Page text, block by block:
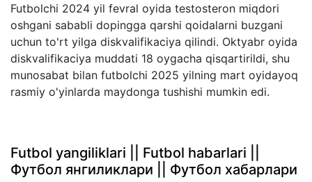
Futbolchi 2024 yil fevral oyida testosteron miqdori
oshgani sababli dopingga qarshi qoidalarni buzgani
uchun to'rt yilga diskvalifikaciya qilindi. Oktyabr oyida
diskvalifikaciya muddati 18 oygacha qisqartirildi, shu
munosabat bilan futbolchi 2025 yilning mart oyidayoq
rasmiy o'yinlarda maydonga tushishi mumkin edi.
Futbol yangiliklari || Futbol habarlari ||
Футбол янгиликлари || Футбол хабарлари